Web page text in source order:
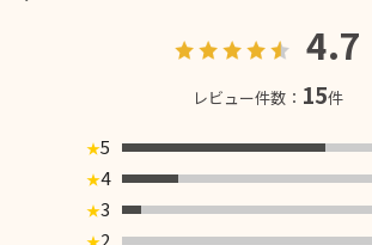
4.7
レビュー件数： 15件
★5
★4
★3
★2